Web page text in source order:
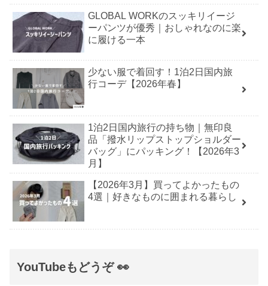
GLOBAL WORKのスッキリイージ
ーパンツが優秀｜おしゃれなのに楽
に履ける一本
少ない服で着回す！1泊2日国内旅
行コーデ【2026年春】
1泊2日国内旅行の持ち物｜無印良
品「撥水リップストップショルダー
バッグ」にパッキング！【2026年3
月】
【2026年3月】買ってよかったもの
4選｜好きなものに囲まれる暮らし
YouTubeもどうぞ 👀